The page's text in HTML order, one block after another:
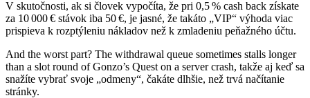
V skutočnosti, ak si človek vypočíta, že pri 0,5 % cash back získate
za 10 000 € stávok iba 50 €, je jasné, že takáto „VIP“ výhoda viac
prispieva k rozptýleniu nákladov než k zmladeniu peňažného účtu.
And the worst part? The withdrawal queue sometimes stalls longer
than a slot round of Gonzo’s Quest on a server crash, takže aj keď sa
snažíte vybrať svoje „odmeny“, čakáte dlhšie, než trvá načítanie
stránky.